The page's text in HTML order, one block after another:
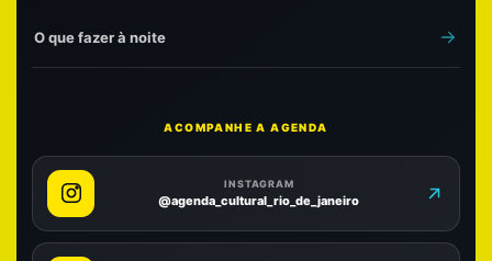
O que fazer à noite
ACOMPANHE A AGENDA
INSTAGRAM
@agenda_cultural_rio_de_janeiro